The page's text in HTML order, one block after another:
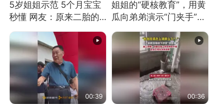
5岁姐姐示范 5个月宝宝
秒懂 网友：原来二胎的
姐姐的“硬核教育”，用黄
瓜向弟弟演示“门夹手”，
教！
00:39 00:36